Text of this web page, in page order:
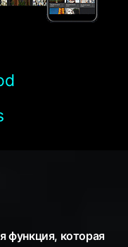
функция, которая